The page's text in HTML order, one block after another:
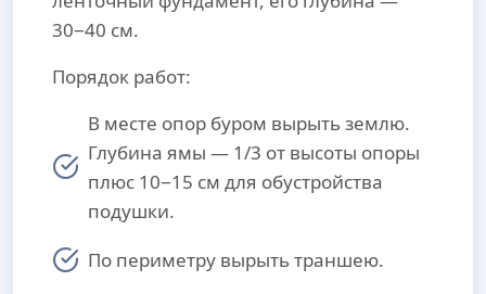
30−40 см.
Порядок работ:
В месте опор буром вырыть землю.
Глубина ямы — 1/3 от высоты опоры
плюс 10−15 см для обустройства
подушки.
По периметру вырыть траншею.